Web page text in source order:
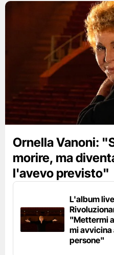
Ornella Vanoni:
morire, ma
l'avevo previsto"
L'album
"Mettermi
mi avvicina
persone"